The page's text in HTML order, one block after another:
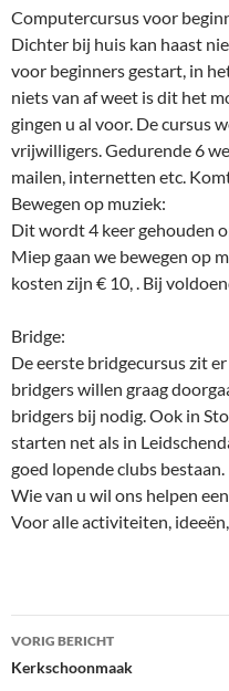
Computercursus voor
Dichter bij huis kan haast
voor beginners gestart, in
niets van af weet is dit het
gingen u al voor. De cursus
vrijwilligers. Gedurende 6
mailen, internetten etc.
Bewegen op muziek:
Dit wordt 4 keer gehouden
Miep gaan we bewegen op
kosten zijn € 10, . Bij
Bridge:
De eerste bridgecursus zit
bridgers willen graag
bridgers bij nodig. Ook in
starten net als in
goed lopende clubs bestaan.
Wie van u wil ons helpen
Voor alle activiteiten,
Bericht
navigatie
VORIG BERICHT
Kerkschoonmaak